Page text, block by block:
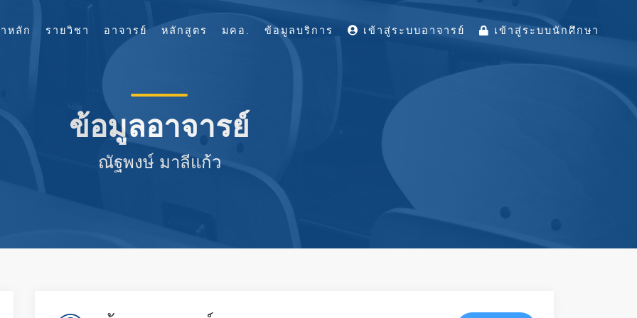
ข้อมูลอาจารย์
ณัฐพงษ์ มาลีแก้ว
หลัก รายวิชา อาจารย์ หลักสูตร มคอ. ข้อมูลบริการ เข้าสู่ระบบอาจารย์ เข้าสู่ระบบนักศึกษา